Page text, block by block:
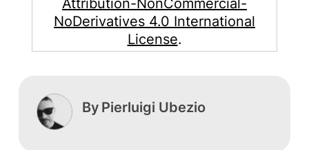
Attribution-NonCommercial-
NoDerivatives 4.0 International
License.
By Pierluigi Ubezio